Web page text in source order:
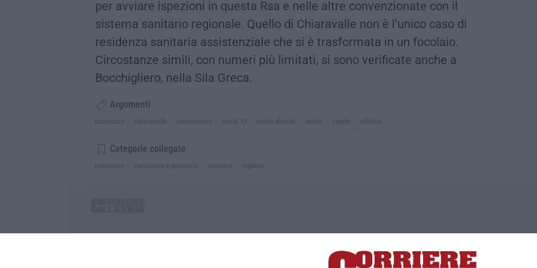
per avviare ispezioni in questa Rsa e nelle altre convenzionate con il
sistema sanitario regionale. Quello di Chiaravalle non è l’unico caso di
residenza sanitaria assistenziale che si è trasformata in un focolaio.
Circostanze simili, con numeri più limitati, si sono verificate anche a
Bocchigliero, nella Sila Greca.
Argomenti
Categorie collegate
P.IVA. 03199620794, Via del mare 6/G, S.Eufemia, Lamezia Terme (CZ)